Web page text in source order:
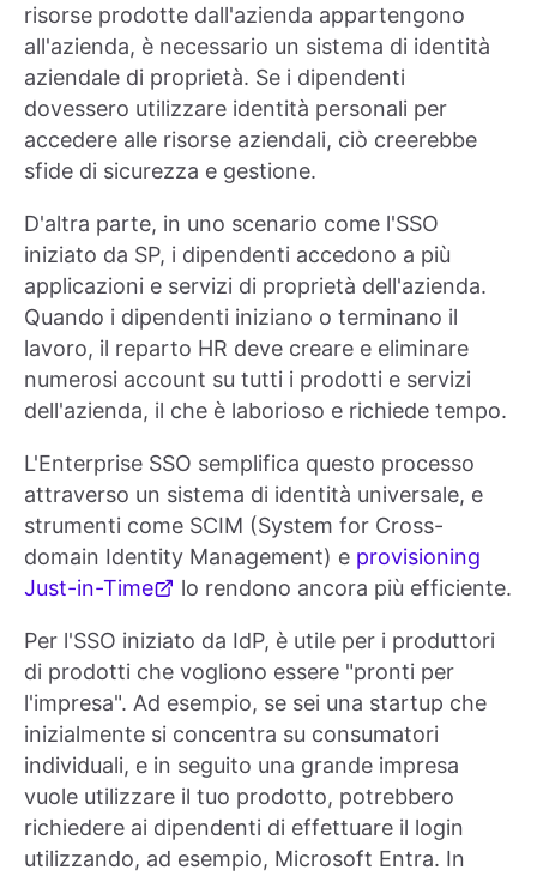
risorse prodotte dall'azienda appartengono
all'azienda, è necessario un sistema di identità
aziendale di proprietà. Se i dipendenti
dovessero utilizzare identità personali per
accedere alle risorse aziendali, ciò creerebbe
sfide di sicurezza e gestione.
D'altra parte, in uno scenario come l'SSO
iniziato da SP, i dipendenti accedono a più
applicazioni e servizi di proprietà dell'azienda.
Quando i dipendenti iniziano o terminano il
lavoro, il reparto HR deve creare e eliminare
numerosi account su tutti i prodotti e servizi
dell'azienda, il che è laborioso e richiede tempo.
L'Enterprise SSO semplifica questo processo
attraverso un sistema di identità universale, e
strumenti come SCIM (System for Cross-
domain Identity Management) e provisioning
Just-in-Time
lo rendono ancora più efficiente.
Per l'SSO iniziato da IdP, è utile per i produttori
di prodotti che vogliono essere "pronti per
l'impresa". Ad esempio, se sei una startup che
inizialmente si concentra su consumatori
individuali, e in seguito una grande impresa
vuole utilizzare il tuo prodotto, potrebbero
richiedere ai dipendenti di effettuare il login
utilizzando, ad esempio, Microsoft Entra. In